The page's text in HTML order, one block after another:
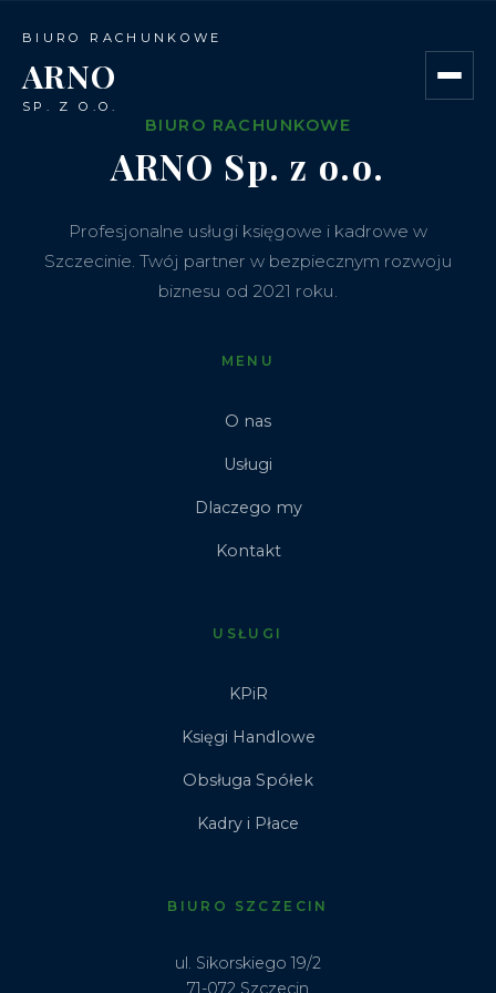
BIURO RACHUNKOWE
ARNO
SP. Z O.O.
BIURO RACHUNKOWE
ARNO Sp. z o.o.
Profesjonalne usługi księgowe i kadrowe w
Szczecinie. Twój partner w bezpiecznym rozwoju
biznesu od 2021 roku.
MENU
O nas
Usługi
Dlaczego my
Kontakt
USŁUGI
KPiR
Księgi Handlowe
Obsługa Spółek
Kadry i Płace
BIURO SZCZECIN
ul. Sikorskiego 19/2
71-072 Szczecin